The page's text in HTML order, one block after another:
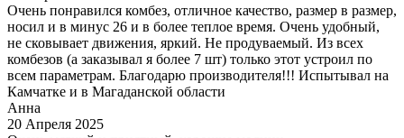
Очень понравился комбез, отличное качество, размер в размер,
носил и в минус 26 и в более теплое время. Очень удобный,
не сковывает движения, яркий. Не продуваемый. Из всех
комбезов (а заказывал я более 7 шт) только этот устроил по
всем параметрам. Благодарю производителя!!! Испытывал на
Камчатке и в Магаданской области
Анна
20 Апреля 2025